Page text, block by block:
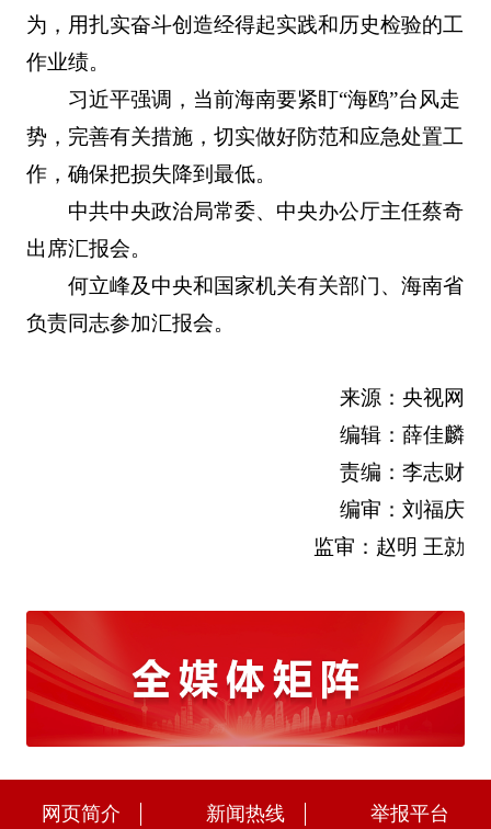
为，用扎实奋斗创造经得起实践和历史检验的工
作业绩。
习近平强调，当前海南要紧盯“海鸥”台风走
势，完善有关措施，切实做好防范和应急处置工
作，确保把损失降到最低。
中共中央政治局常委、中央办公厅主任蔡奇
出席汇报会。
何立峰及中央和国家机关有关部门、海南省
负责同志参加汇报会。
来源：央视网
编辑：薛佳麟
责编：李志财
编审：刘福庆
监审：赵明 王勍
网页简介 新闻热线 举报平台